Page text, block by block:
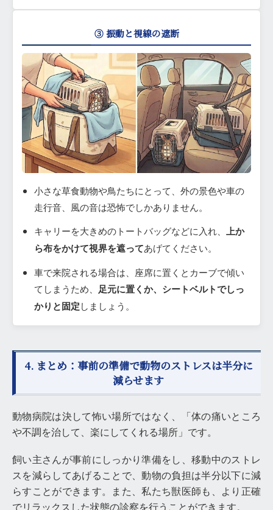
③ 振動と視線の遮断
小さな草食動物や鳥たちにとって、外の景色や車の
走行音、風の音は恐怖でしかありません。
キャリーを大きめのトートバッグなどに入れ、 上か
ら布をかけて視界を遮ってあげてください。
車で来院される場合は、座席に置くとカーブで傾い
てしまうため、 足元に置くか、シートベルトでしっ
かりと固定しましょう。
4. まとめ：事前の準備で動物のストレスは半分に
減らせます
動物病院は決して怖い場所ではなく、「体の痛いところ
や不調を治して、楽にしてくれる場所」です。
飼い主さんが事前にしっかり準備をし、移動中のストレ
スを減らしてあげることで、動物の負担は半分以下に減
らすことができます。また、私たち獣医師も、より正確
でリラックスした状態の診察を行うことができます。